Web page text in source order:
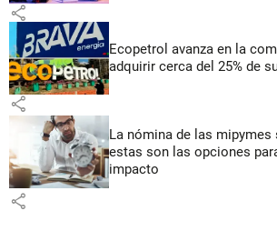
share
Ecopetrol avanza en la
adquirir cerca del 25% de
share
La nómina de las
estas son las opciones
impacto
share